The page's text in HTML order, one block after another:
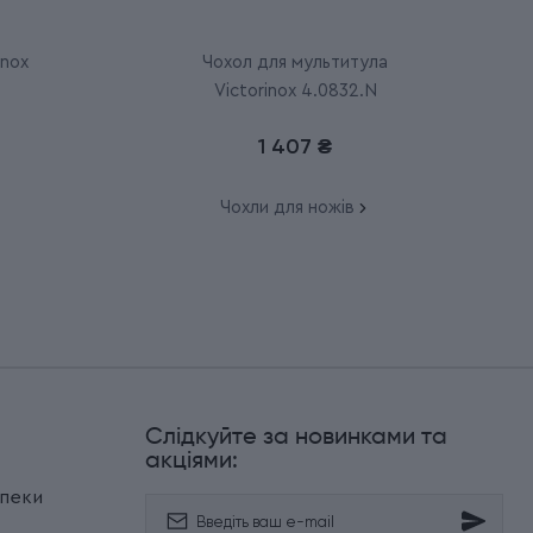
Чохол для мультитула
Victorinox 4.0832.N
1 407 ₴
Чохли для ножів
Слідкуйте за новинками та
акціями: